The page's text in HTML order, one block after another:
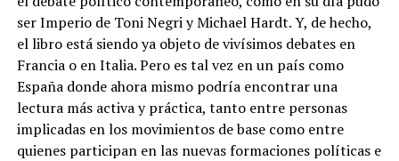
ser Imperio de Toni Negri y Michael Hardt. Y, de hecho,
el libro está siendo ya objeto de vivísimos debates en
Francia o en Italia. Pero es tal vez en un país como
España donde ahora mismo podría encontrar una
lectura más activa y práctica, tanto entre personas
implicadas en los movimientos de base como entre
quienes participan en las nuevas formaciones políticas e